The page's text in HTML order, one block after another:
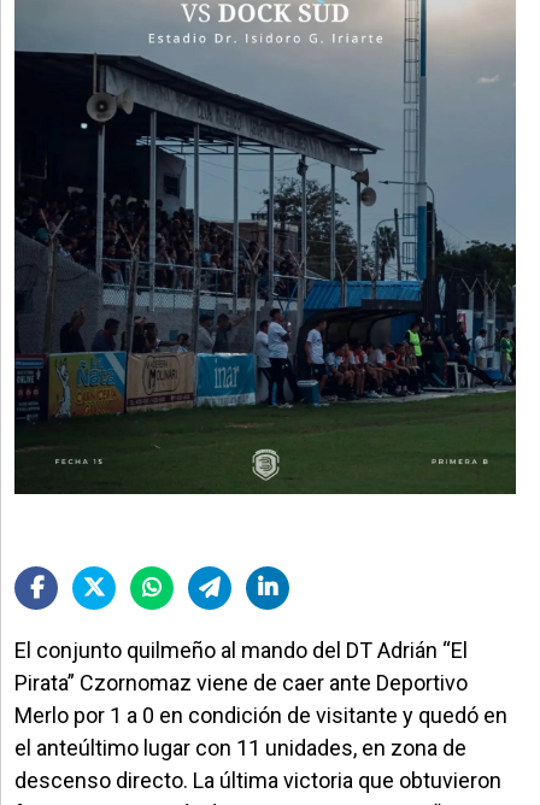
El conjunto quilmeño al mando del DT Adrián “El
Pirata” Czornomaz viene de caer ante Deportivo
Merlo por 1 a 0 en condición de visitante y quedó en
el anteúltimo lugar con 11 unidades, en zona de
descenso directo. La última victoria que obtuvieron